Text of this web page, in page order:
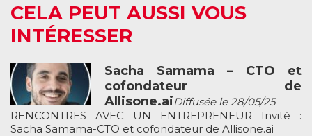
CELA PEUT AUSSI VOUS
INTÉRESSER
Sacha Samama – CTO et
cofondateur de
Allisone.aiDiffusée le 28/05/25
RENCONTRES AVEC UN ENTREPRENEUR Invité :
Sacha Samama-CTO et cofondateur de Allisone.ai